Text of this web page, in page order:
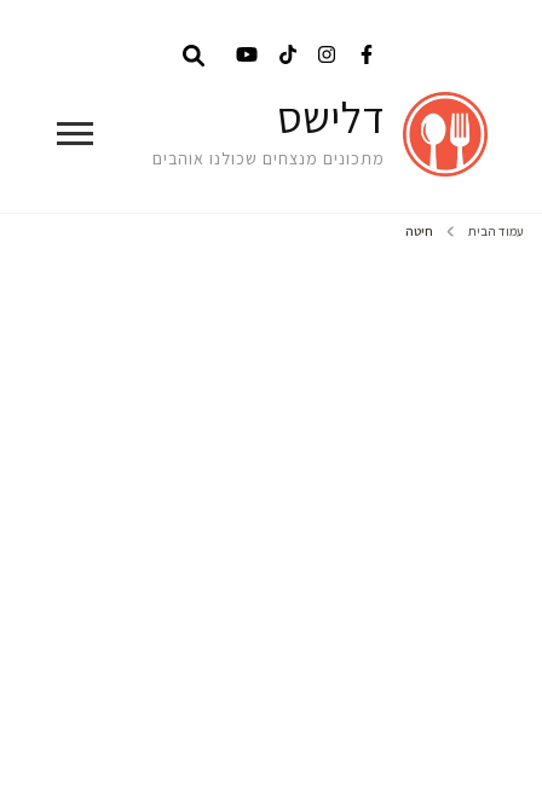
דלישס
מתכונים מנצחים שכולנו אוהבים
עמוד הבית חיטה